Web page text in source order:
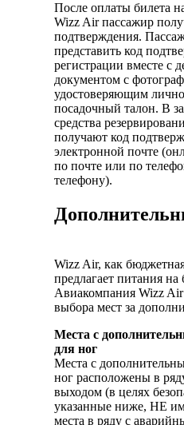
После оплаты билета
Wizz Air пассажир
подтверждения.
представить код
регистрации вместе с
документом с
удостоверяющим
посадочный талон. В
средства
получают код
электронной почте
по почте или по
телефону).
Wizz Air, как
предлагает питания на
Авиакомпания Wizz Air
выбора мест за
Места с
для ног
Места с
ног расположены в
выходом (в целях
указанные ниже, НЕ
места в ряду с